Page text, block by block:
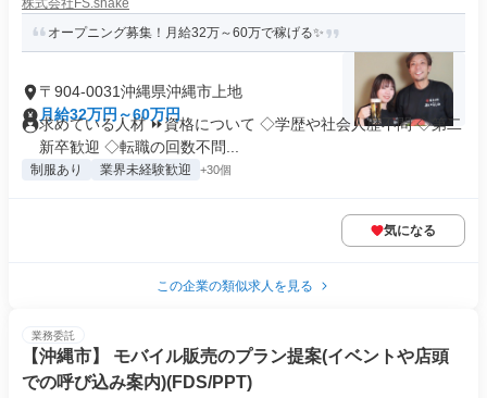
株式会社FS.shake
オープニング募集！月給32万～60万で稼げる✨
〒904-0031沖縄県沖縄市上地
月給32万円～60万円
求めている人材 ⏩資格について ◇学歴や社会人歴不問 ◇第二
新卒歓迎 ◇転職の回数不問...
制服あり 業界未経験歓迎 +30個
気になる
この企業の類似求人を見る
業務委託
【沖縄市】 モバイル販売のプラン提案(イベントや店頭
での呼び込み案内)(FDS/PPT)